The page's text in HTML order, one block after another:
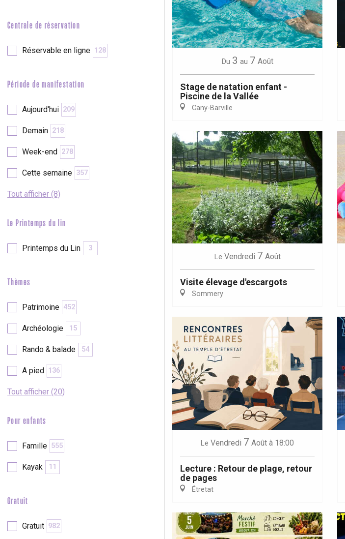
Seine
Forges-les-Eaux
Neufchâtel-en-Bray
Paris 1h30
Centrale de réservation
Réservable en ligne 128
Période de manifestation
Aujourd'hui 209
Demain 218
Week-end 278
Cette semaine 357
Tout afficher (8)
Le Printemps du lin
Printemps du Lin 3
Thèmes
Patrimoine 452
Archéologie 15
Rando & balade 54
A pied 136
Tout afficher (20)
Pour enfants
Famille 555
Kayak 11
Gratuit
Gratuit 982
Du 3 au 7 Août
Stage de natation enfant -
Piscine de la Vallée
Cany-Barville
Le Vendredi 7 Août
Visite élevage d'escargots
Sommery
Le Vendredi 7 Août à 18:00
Lecture : Retour de plage, retour
de pages
Étretat